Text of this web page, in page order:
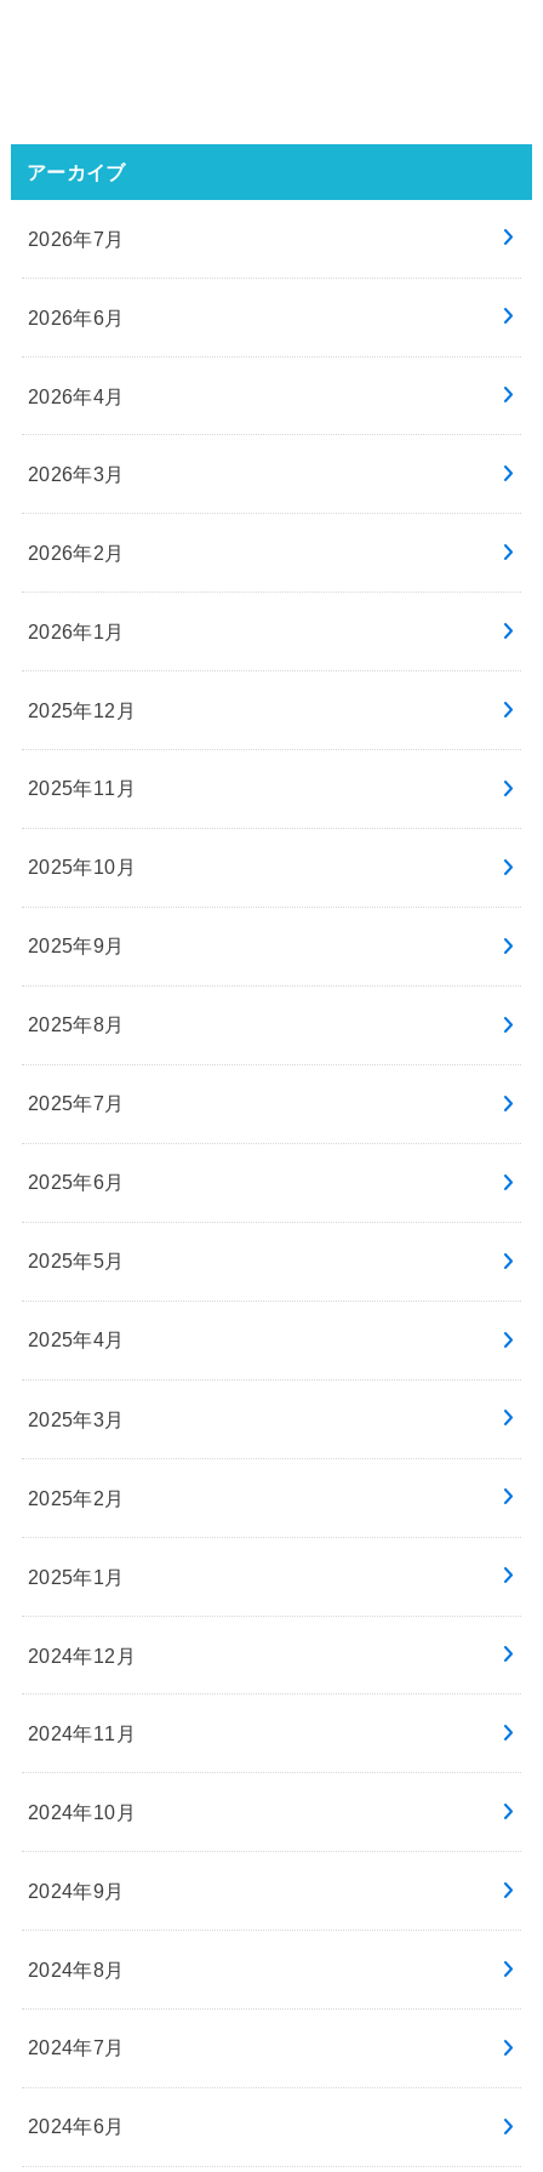
アーカイブ
2026年7月
2026年6月
2026年4月
2026年3月
2026年2月
2026年1月
2025年12月
2025年11月
2025年10月
2025年9月
2025年8月
2025年7月
2025年6月
2025年5月
2025年4月
2025年3月
2025年2月
2025年1月
2024年12月
2024年11月
2024年10月
2024年9月
2024年8月
2024年7月
2024年6月